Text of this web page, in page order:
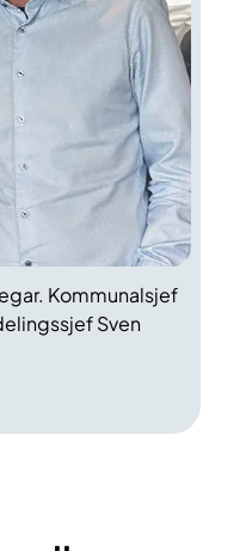
. Kommunalsjef
Sven